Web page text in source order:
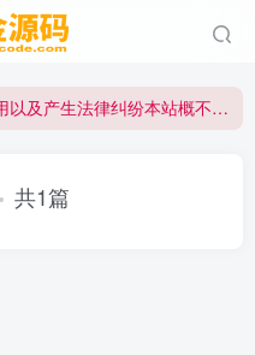
概不负责！如果侵犯了您的权益请与我们联系
概不负责！如果侵犯了您的权益请与我们联系
共1篇